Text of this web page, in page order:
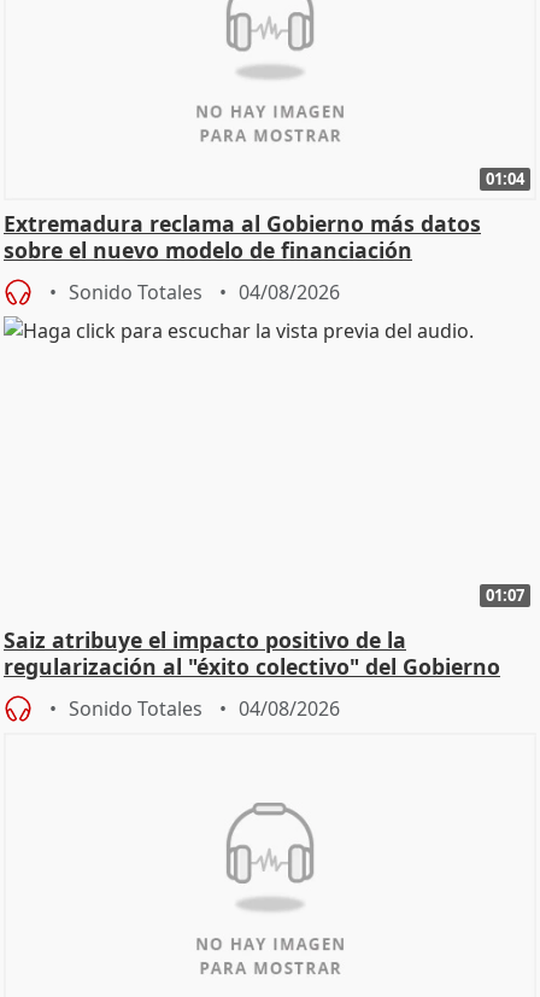
01:04
Extremadura reclama al Gobierno más datos
sobre el nuevo modelo de financiación
Sonido Totales 04/08/2026
01:07
Saiz atribuye el impacto positivo de la
regularización al "éxito colectivo" del Gobierno
Sonido Totales 04/08/2026